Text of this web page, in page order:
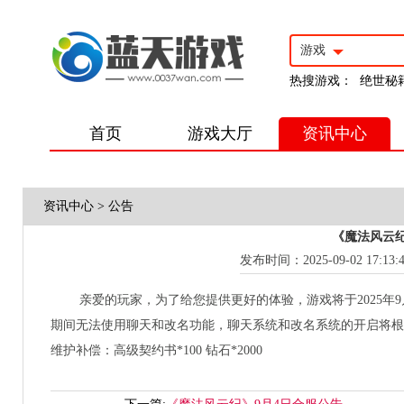
游戏
热搜游戏： 绝世秘
首页 游戏大厅 资讯中心
资讯中心 > 公告
《魔法风云
发布时间：2025-09-02
亲爱的玩家，为了给您提供更好的体验，游戏将于2025年9
期间无法使用聊天和改名功能，聊天系统和改名系统的开启将
维护补偿：高级契约书*100 钻石*2000